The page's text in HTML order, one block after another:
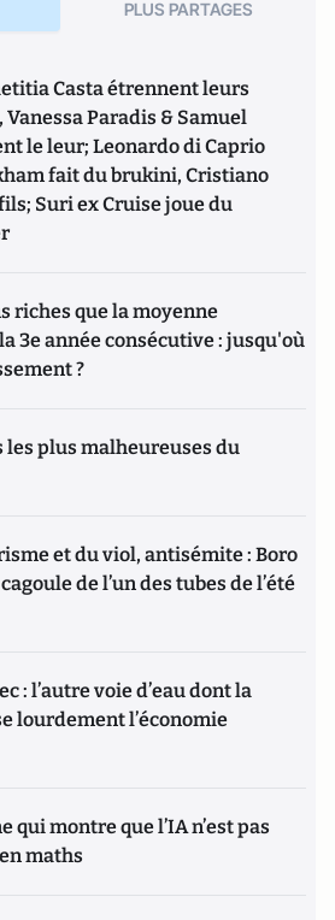
PLUS PARTAGES
Casta étrennent leurs
Paradis & Samuel
le leur; Leonardo di Caprio
fait du brukini, Cristiano
Suri ex Cruise joue du
riches que la moyenne
3e année consécutive : jusqu'où
?
les plus malheureuses du
et du viol, antisémite : Boro
de l’un des tubes de l’été
: l’autre voie d’eau dont la
lourdement l’économie
qui montre que l’IA n’est pas
maths